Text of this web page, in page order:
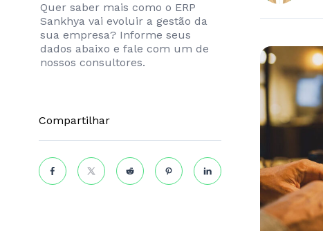
Quer saber mais como o ERP
Sankhya vai evoluir a gestão da
sua empresa? Informe seus
dados abaixo e fale com um de
nossos consultores.
Compartilhar